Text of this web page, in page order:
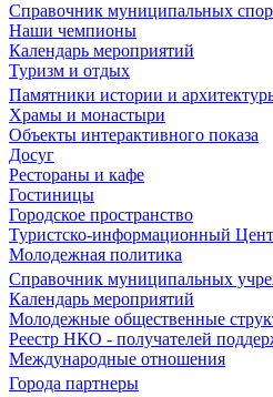
Справочник муниципальных
Наши чемпионы
Календарь мероприятий
Туризм и отдых
Памятники истории и
Храмы и монастыри
Объекты интерактивного показа
Досуг
Рестораны и кафе
Гостиницы
Городское пространство
Туристско-информационный
Молодежная политика
Справочник муниципальных
Календарь мероприятий
Молодежные общественные
Реестр НКО - получателей
Международные отношения
Города партнеры